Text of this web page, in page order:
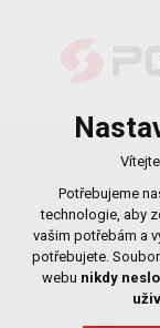
Potřebujeme
technologie, aby
vašim potřebám a
potřebujete.
webu nikdy